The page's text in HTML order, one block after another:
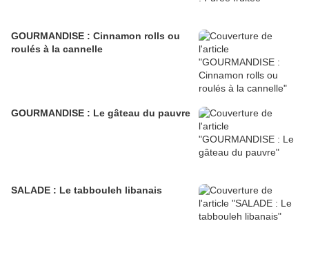
GOURMANDISE : Cinnamon rolls ou
roulés à la cannelle
GOURMANDISE : Le gâteau du pauvre
SALADE : Le tabbouleh libanais